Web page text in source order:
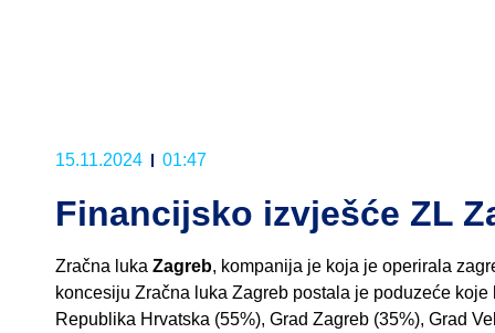
15.11.2024 01:47
Financijsko izvješće ZL
Zračna luka Zagreb, kompanija je koja je operirala
koncesiju Zračna luka Zagreb postala je poduzeće
Republika Hrvatska (55%), Grad Zagreb (35%), Grad